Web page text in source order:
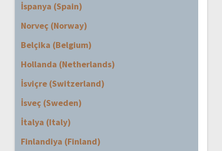
İspanya (Spain)
Norveç (Norway)
Belçika (Belgium)
Hollanda (Netherlands)
İsviçre (Switzerland)
İsveç (Sweden)
İtalya (Italy)
Finlandiya (Finland)